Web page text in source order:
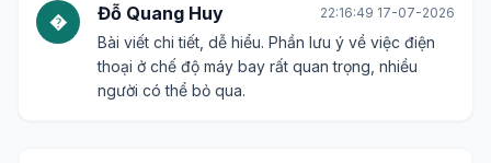
� Đỗ Quang Huy 22:16:49 17-07-2026
Bài viết chi tiết, dễ hiểu. Phần lưu ý về việc điện
thoại ở chế độ máy bay rất quan trọng, nhiều
người có thể bỏ qua.